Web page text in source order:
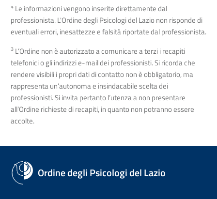
* Le informazioni vengono inserite direttamente dal
professionista. L'Ordine degli Psicologi del Lazio non risponde di
eventuali errori, inesattezze e falsità riportate dal professionista.
3 L’Ordine non è autorizzato a comunicare a terzi i recapiti
telefonici o gli indirizzi e-mail dei professionisti. Si ricorda che
rendere visibili i propri dati di contatto non è obbligatorio, ma
rappresenta un’autonoma e insindacabile scelta dei
professionisti. Si invita pertanto l’utenza a non presentare
all’Ordine richieste di recapiti, in quanto non potranno essere
accolte.
Ordine degli Psicologi del Lazio